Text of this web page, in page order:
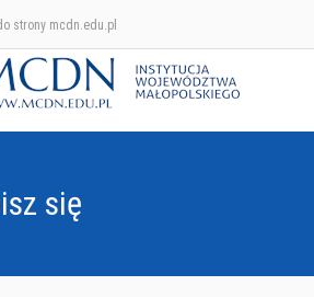
strony mcdn.edu.pl
się